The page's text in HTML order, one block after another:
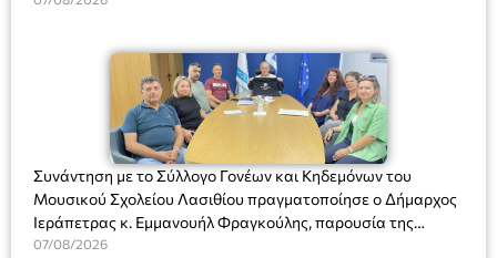
Συνάντηση με το Σύλλογο Γονέων και Κηδεμόνων του
Μουσικού Σχολείου Λασιθίου πραγματοποίησε ο Δήμαρχος
Ιεράπετρας κ. Εμμανουήλ Φραγκούλης, παρουσία της
Διευθύντριας του σχολείου κας Μαριάννας Χαΐτα.
07/08/2026